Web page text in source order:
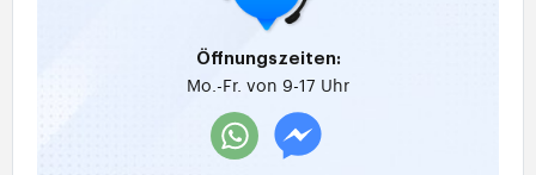
Öffnungszeiten:
Mo.-Fr. von 9-17 Uhr